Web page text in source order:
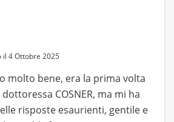
il 4 Ottobre 2025
molto bene, era la prima volta
COSNER, ma mi ha
risposte esaurienti, gentile e